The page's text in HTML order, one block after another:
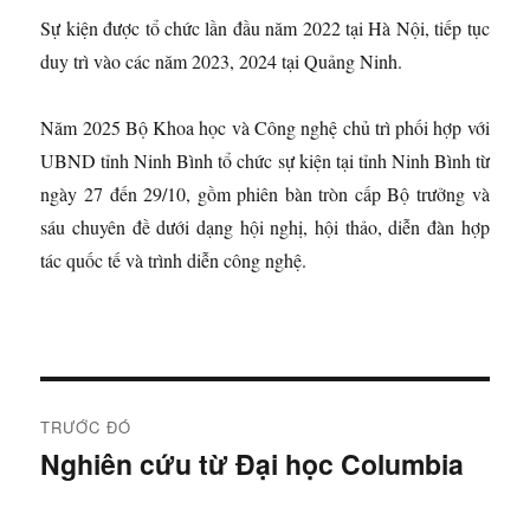
Sự kiện được tổ chức lần đầu năm 2022 tại Hà Nội, tiếp tục
duy trì vào các năm 2023, 2024 tại Quảng Ninh.
Năm 2025 Bộ Khoa học và Công nghệ chủ trì phối hợp với
UBND tỉnh Ninh Bình tổ chức sự kiện tại tỉnh Ninh Bình từ
ngày 27 đến 29/10, gồm phiên bàn tròn cấp Bộ trưởng và
sáu chuyên đề dưới dạng hội nghị, hội thảo, diễn đàn hợp
tác quốc tế và trình diễn công nghệ.
i
TRƯỚC ĐÓ
B
Nghiên cứu từ Đại học Columbia